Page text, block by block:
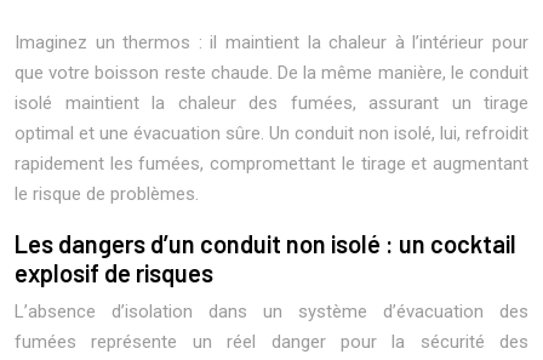
Imaginez un thermos : il maintient la chaleur à l’intérieur pour
que votre boisson reste chaude. De la même manière, le conduit
isolé maintient la chaleur des fumées, assurant un tirage
optimal et une évacuation sûre. Un conduit non isolé, lui, refroidit
rapidement les fumées, compromettant le tirage et augmentant
le risque de problèmes.
Les dangers d’un conduit non isolé : un cocktail
explosif de risques
L’absence d’isolation dans un système d’évacuation des
fumées représente un réel danger pour la sécurité des